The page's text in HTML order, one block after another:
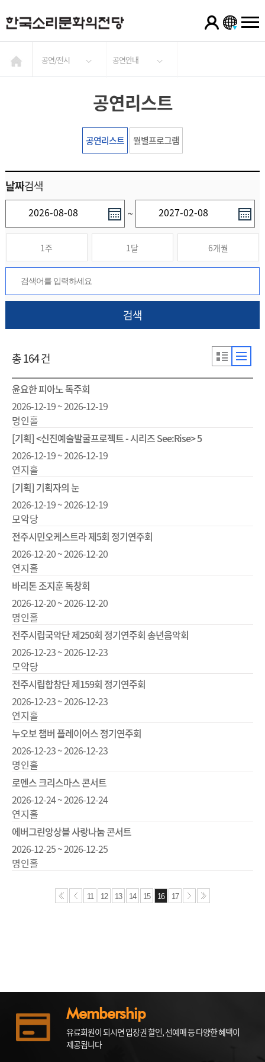
공연/전시 공연안내
공연리스트
공연리스트 월별프로그램
날짜검색
~
1주 1달 6개월
검색
총 164 건
윤요한 피아노 독주회
2026-12-19 ~ 2026-12-19
명인홀
[기획] <신진예술발굴프로젝트 - 시리즈 See:Rise> 5
2026-12-19 ~ 2026-12-19
연지홀
[기획] 기획자의 눈
2026-12-19 ~ 2026-12-19
모악당
전주시민오케스트라 제5회 정기연주회
2026-12-20 ~ 2026-12-20
연지홀
바리톤 조지훈 독창회
2026-12-20 ~ 2026-12-20
명인홀
전주시립국악단 제250회 정기연주회 송년음악회
2026-12-23 ~ 2026-12-23
모악당
전주시립합창단 제159회 정기연주회
2026-12-23 ~ 2026-12-23
연지홀
누오보 챔버 플레이어스 정기연주회
2026-12-23 ~ 2026-12-23
명인홀
로멘스 크리스마스 콘서트
2026-12-24 ~ 2026-12-24
연지홀
에버그린앙상블 사랑나눔 콘서트
2026-12-25 ~ 2026-12-25
명인홀
11 12 13 14 15 16 17
Membership
유료회원이 되시면 입장권 할인, 선예매 등 다양한 혜택이
제공됩니다